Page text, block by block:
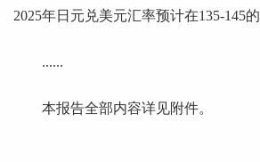
2025年日元兑美元汇率预计在135-145
......
本报告全部内容详见附件。